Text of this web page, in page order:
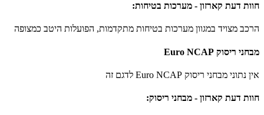
חוות דעת קארזון - מערכות בטיחות:
הרכב מצויד במגוון מערכות בטיחות מתקדמות, הפועלות היטב כמצופה
מבחני ריסוק Euro NCAP
אין נתוני מבחני ריסוק Euro NCAP לדגם זה
חוות דעת קארזון - מבחני ריסוק: